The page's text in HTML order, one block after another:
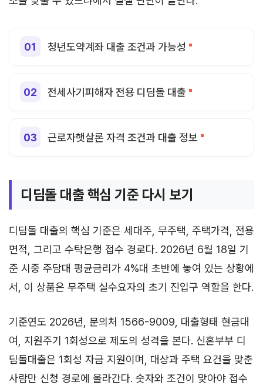
청년도약계좌 대출 조건과 가능성
전세사기피해자 전용 디딤돌 대출
근로자햇살론 자격 조건과 대출 정보
디딤돌 대출 핵심 기준 다시 보기
디딤돌 대출의 핵심 기준은 세대주, 무주택, 주택가격, 전용
면적, 그리고 수탁은행 접수 경로다. 2026년 6월 18일 기
준 시중 주담대 평균금리가 4%대 초반에 놓여 있는 상황에
서, 이 상품은 무주택 실수요자의 초기 진입구 역할을 한다.
기준연도 2026년, 문의처 1566-9009, 대출형태 현금대
여, 지원주기 1회성으로 제도의 성격을 본다. 신혼부부 디
딤돌대출은 1회성 자금 지원이며, 대상과 주택 요건을 맞춘
사람만 신청 경로에 올라간다. 숫자와 조건이 맞아야 접수